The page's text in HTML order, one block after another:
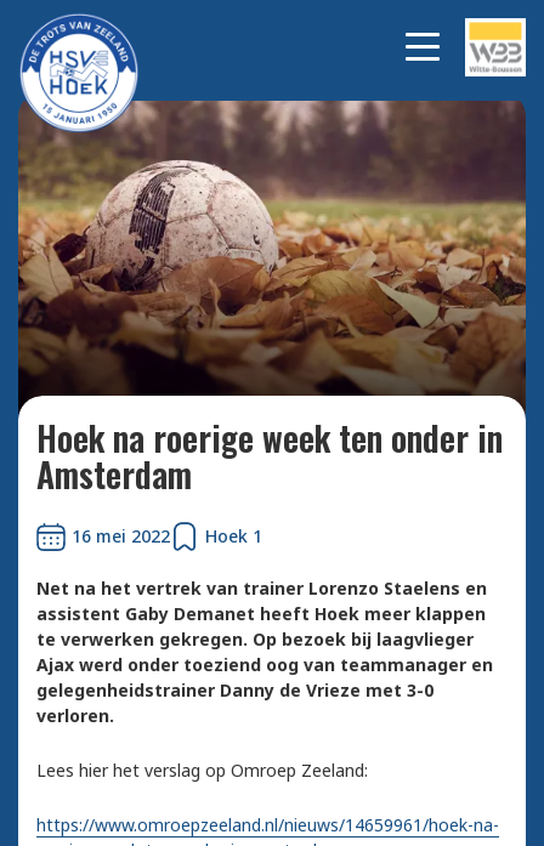
Bekijk alle foto's
Hoek na roerige week ten onder in
Amsterdam
16 mei 2022 Hoek 1
Net na het vertrek van trainer Lorenzo Staelens en
assistent Gaby Demanet heeft Hoek meer klappen
te verwerken gekregen. Op bezoek bij laagvlieger
Ajax werd onder toeziend oog van teammanager en
gelegenheidstrainer Danny de Vrieze met 3-0
verloren.
Lees hier het verslag op Omroep Zeeland:
https://www.omroepzeeland.nl/nieuws/14659961/hoek-na-